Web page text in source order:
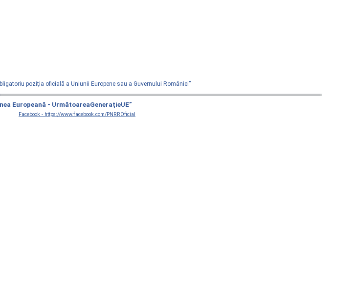
poziţia oficială a Uniunii Europene sau a Guvernului României”
Europeană - UrmătoareaGenerațieUE”
Facebook - https://www.facebook.com/PNRROficial